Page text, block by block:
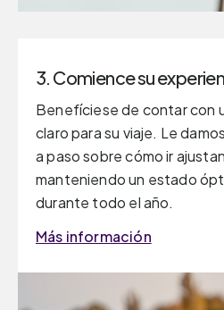
3. Comience su
Benefíciese de contar con
claro para su viaje. Le
a paso sobre cómo ir
manteniendo un estado
durante todo el año.
Más información